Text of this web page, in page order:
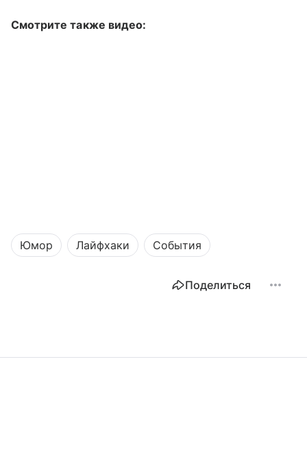
Смотрите также видео:
Юмор Лайфхаки События
Поделиться